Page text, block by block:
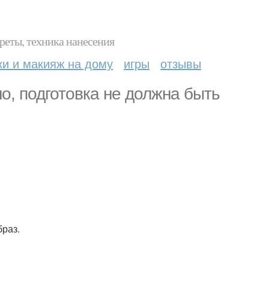
техника нанесения
и макияж на дому игры отзывы
подготовка не должна быть